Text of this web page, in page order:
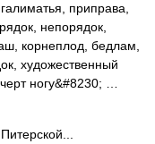
приправа,
непорядок,
корнеплод, бедлам,
художественный
ногу&#8230; …